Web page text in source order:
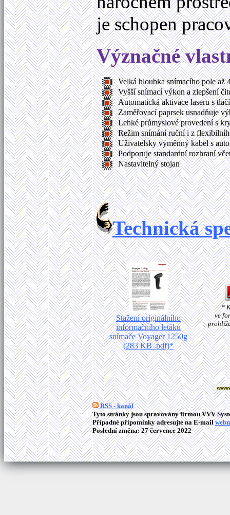
je schopen
Význačné
Velká hloubka snímacího pole až
Vyšší snímací výkon a zlepšení
Automatická aktivace laseru s
Zaměřovací paprsek usnadňuje
Lehké průmyslové provedení s
Režim snímání ruční i z
Uživatelsky výměnný kabel s
Podporuje standardní rozhraní
Nastavitelný stojan
Technická
Stažení originálního
informačního letáku
snímače Voyager 1250g
(283 KB .pdf)*
*
ve
RSS - kanál
Tyto stránky jsou spravovány firmou VVV
Případné připomínky adresujte na E-mail
Poslední změna: 27 července 2022